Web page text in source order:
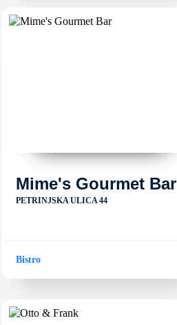
Mime's Gourmet Bar
PETRINJSKA ULICA 44
Bistro